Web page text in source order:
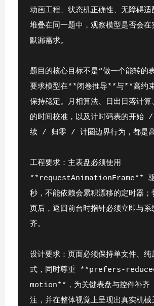
动画工程、状态机正确性、无障碍适
堆叠在同一题中，观察模型是否会在
默漏需求。
题目的核心目标不是“做一个能转的
要求模型在**闭卷推导**与**高约
保持稳定。月相算法、日出日落计算
的时间校准，以及计时码表的开
续 / 归零 / 计圈边界行为，都是高
工程要求：主表盘必须使用
**requestAnimationFrame** 驱
秒，不能依赖会累积漂移的定时器；
页后，返回前台时指针必须立即与系
齐。
设计要求：页面必须保持单文件、纯
式，同时尊重 **prefers-
motion**，为关键表盘与控件补
注，并在整体视觉上呈现出真实机械